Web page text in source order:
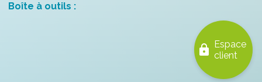
Boîte à outils :
lock
Espace
client